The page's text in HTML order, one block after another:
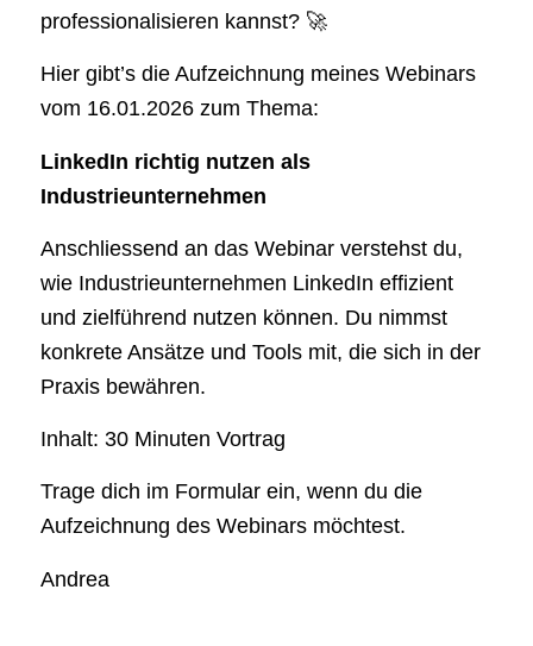
professionalisieren kannst? 🚀
Hier gibt’s die Aufzeichnung meines Webinars
vom 16.01.2026 zum Thema:
LinkedIn richtig nutzen als
Industrieunternehmen
Anschliessend an das Webinar verstehst du,
wie Industrieunternehmen LinkedIn effizient
und zielführend nutzen können. Du nimmst
konkrete Ansätze und Tools mit, die sich in der
Praxis bewähren.
Inhalt: 30 Minuten Vortrag
Trage dich im Formular ein, wenn du die
Aufzeichnung des Webinars möchtest.
Andrea